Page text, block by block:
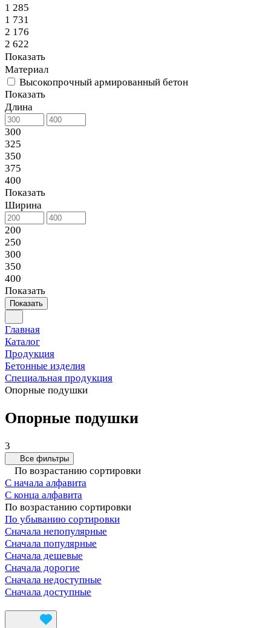
1 285
1 731
2 176
2 622
Показать
Материал
Высокопрочный армированный бетон
Показать
Длина
300
325
350
375
400
Показать
Ширина
200
250
300
350
400
Показать
Показать
Главная
Каталог
Продукция
Бетонные изделия
Специальная продукция
Опорные подушки
Опорные подушки
3
Все фильтры
По возрастанию сортировки
С начала алфавита
С конца алфавита
По возрастанию сортировки
По убыванию сортировки
Сначала непопулярные
Сначала популярные
Сначала дешевые
Сначала дорогие
Сначала недоступные
Сначала доступные